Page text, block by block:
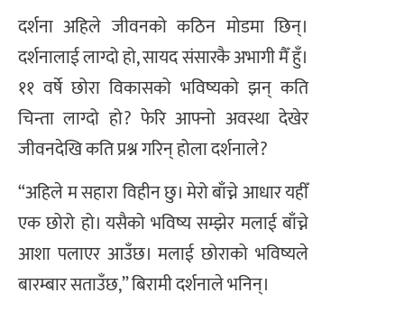
दर्शना अहिले जीवनको कठिन मोडमा छिन्।
दर्शनालाई लाग्दो हो, सायद संसारकै अभागी मैँ हुँ।
११ वर्षे छोरा विकासको भविष्यको झन् कति
चिन्ता लाग्दो हो? फेरि आफ्नो अवस्था देखेर
जीवनदेखि कति प्रश्न गरिन् होला दर्शनाले?
“अहिले म सहारा विहीन छु। मेरो बाँच्ने आधार यहीँ
एक छोरो हो। यसैको भविष्य सम्झेर मलाई बाँच्ने
आशा पलाएर आउँछ। मलाई छोराको भविष्यले
बारम्बार सताउँछ,” बिरामी दर्शनाले भनिन्।